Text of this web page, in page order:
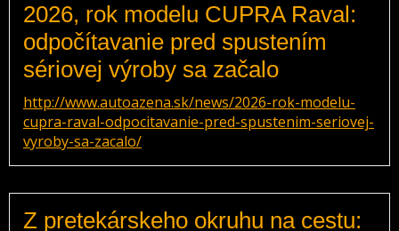
2026, rok modelu CUPRA Raval:
odpočítavanie pred spustením
sériovej výroby sa začalo
http://www.autoazena.sk/news/2026-rok-modelu-
cupra-raval-odpocitavanie-pred-spustenim-seriovej-
vyroby-sa-zacalo/
Z pretekárskeho okruhu na cestu: